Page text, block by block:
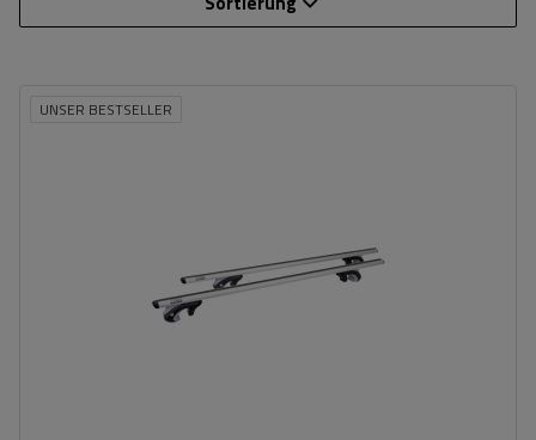
UNSER BESTSELLER